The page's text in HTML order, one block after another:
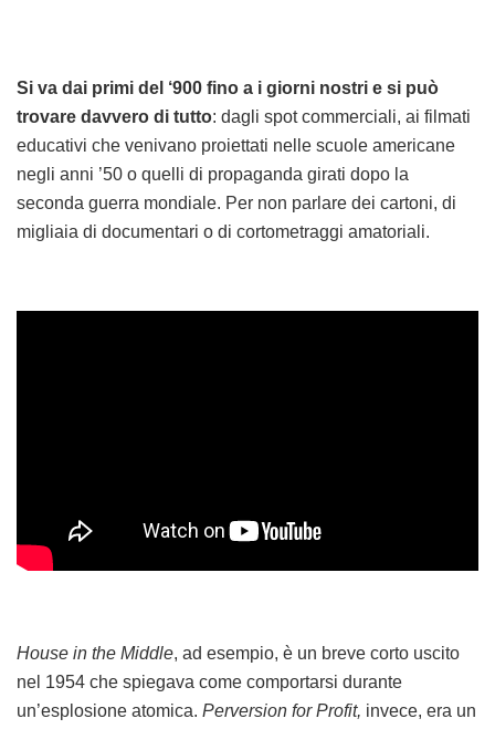
Si va dai primi del ‘900 fino a i giorni nostri e si può
trovare davvero di tutto: dagli spot commerciali, ai filmati
educativi che venivano proiettati nelle scuole americane
negli anni ’50 o quelli di propaganda girati dopo la
seconda guerra mondiale. Per non parlare dei cartoni, di
migliaia di documentari o di cortometraggi amatoriali.
House in the Middle, ad esempio, è un breve corto uscito
nel 1954 che spiegava come comportarsi durante
un’esplosione atomica. Perversion for Profit, invece, era un